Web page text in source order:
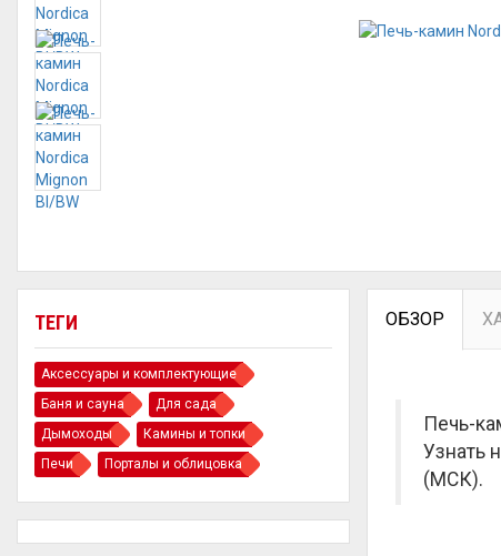
ТЕГИ
Аксессуары и комплектующие
Баня и сауна
Для сада
Дымоходы
Камины и топки
Печи
Порталы и облицовка
ОБЗОР
Печь-
Узнать
(МСК).